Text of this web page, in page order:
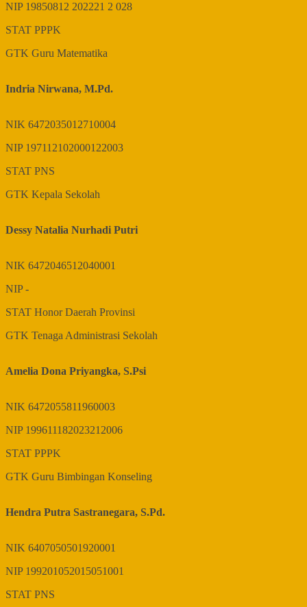
NIP 19850812 202221 2 028
STAT PPPK
GTK Guru Matematika
Indria Nirwana, M.Pd.
NIK 6472035012710004
NIP 197112102000122003
STAT PNS
GTK Kepala Sekolah
Dessy Natalia Nurhadi Putri
NIK 6472046512040001
NIP-
STAT Honor Daerah Provinsi
GTK Tenaga Administrasi Sekolah
Amelia Dona Priyangka, S.Psi
NIK 6472055811960003
NIP 199611182023212006
STAT PPPK
GTK Guru Bimbingan Konseling
Hendra Putra Sastranegara, S.Pd.
NIK 6407050501920001
NIP 199201052015051001
STAT PNS